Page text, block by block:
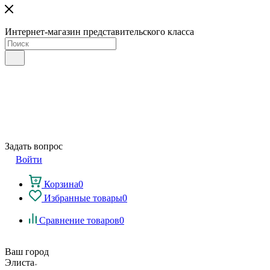
Интернет-магазин представительского класса
Задать вопрос
Войти
Корзина0
Избранные товары0
Сравнение товаров0
Ваш город
Элиста